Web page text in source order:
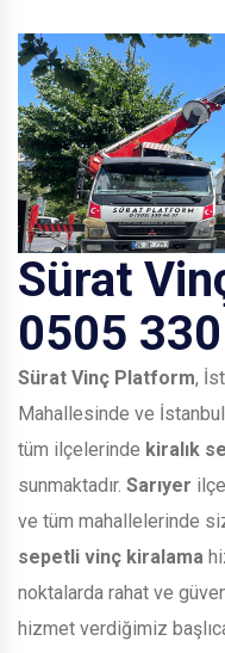
Sürat
0505
Sürat Vinç Platform,
Mahallesinde ve
tüm ilçelerinde kiralık
sunmaktadır. Sarıyer
ve tüm mahallelerinde
sepetli vinç kiralama
noktalarda rahat ve
hizmet verdiğimiz